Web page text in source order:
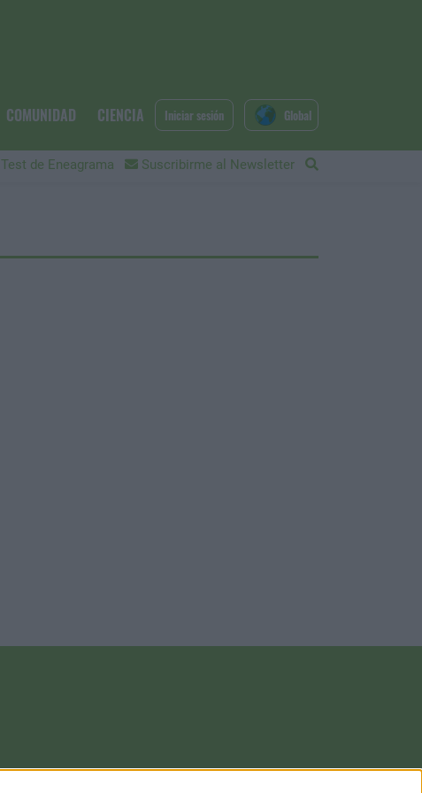
COMUNIDAD CIENCIA
Test de Eneagrama Suscribirme al Newsletter
Iniciar sesión Global